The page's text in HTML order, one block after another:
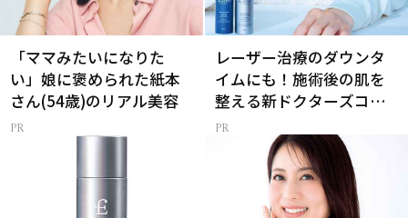
「ママみたいになりた
い」娘に褒められた紙本
さん(54歳)のリアル美容
レーザー治療のダウンタ
イムにも！施術後の肌を
整える新ドクターズコス
メ